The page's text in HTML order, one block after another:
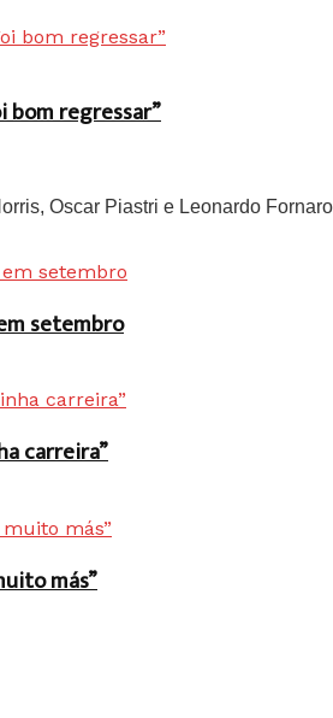
bom regressar”
Oscar Piastri e Leonardo
setembro
carreira”
más”